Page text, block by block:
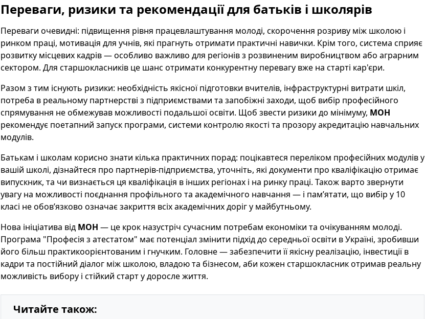
Переваги, ризики та рекомендації для батьків і школярів
Переваги очевидні: підвищення рівня працевлаштування молоді, скорочення розриву між школою і
ринком праці, мотивація для учнів, які прагнуть отримати практичні навички. Крім того, система сприяє
розвитку місцевих кадрів — особливо важливо для регіонів з розвиненим виробництвом або аграрним
сектором. Для старшокласників це шанс отримати конкурентну перевагу вже на старті кар'єри.
Разом з тим існують ризики: необхідність якісної підготовки вчителів, інфраструктурні витрати шкіл,
потреба в реальному партнерстві з підприємствами та запобіжні заходи, щоб вибір професійного
спрямування не обмежував можливості подальшої освіти. Щоб звести ризики до мінімуму, МОН
рекомендує поетапний запуск програми, системи контролю якості та прозору акредитацію навчальних
модулів.
Батькам і школам корисно знати кілька практичних порад: поцікавтеся переліком професійних модулів у
вашій школі, дізнайтеся про партнерів-підприємства, уточніть, які документи про кваліфікацію отримає
випускник, та чи визнається ця кваліфікація в інших регіонах і на ринку праці. Також варто звернути
увагу на можливості поєднання профільного та академічного навчання — і пам’ятати, що вибір у 10
класі не обов’язково означає закриття всіх академічних доріг у майбутньому.
Нова ініціатива від МОН — це крок назустріч сучасним потребам економіки та очікуванням молоді.
Програма "Професія з атестатом" має потенціал змінити підхід до середньої освіти в Україні, зробивши
його більш практикоорієнтованим і гнучким. Головне — забезпечити її якісну реалізацію, інвестиції в
кадри та постійний діалог між школою, владою та бізнесом, аби кожен старшокласник отримав реальну
можливість вибору і стійкий старт у доросле життя.
Читайте також: